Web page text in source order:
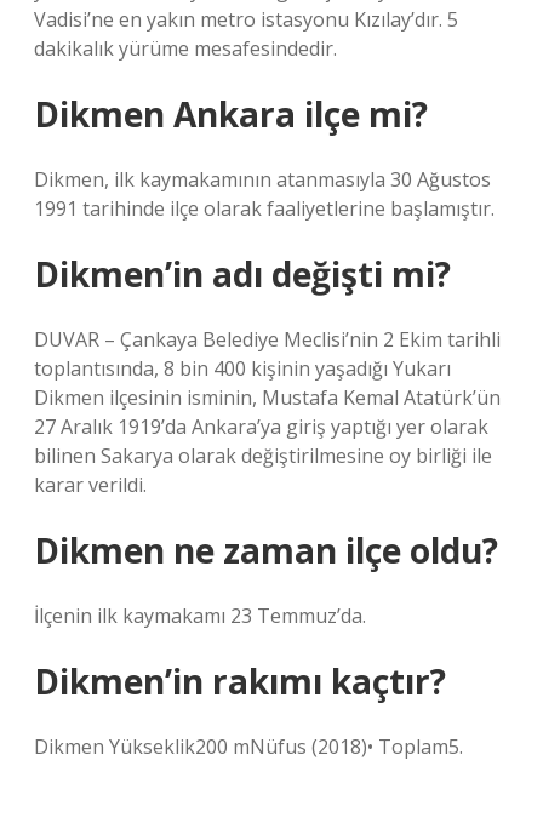
Vadisi’ne en yakın metro istasyonu Kızılay’dır. 5
dakikalık yürüme mesafesindedir.
Dikmen Ankara ilçe mi?
Dikmen, ilk kaymakamının atanmasıyla 30 Ağustos
1991 tarihinde ilçe olarak faaliyetlerine başlamıştır.
Dikmen’in adı değişti mi?
DUVAR – Çankaya Belediye Meclisi’nin 2 Ekim tarihli
toplantısında, 8 bin 400 kişinin yaşadığı Yukarı
Dikmen ilçesinin isminin, Mustafa Kemal Atatürk’ün
27 Aralık 1919’da Ankara’ya giriş yaptığı yer olarak
bilinen Sakarya olarak değiştirilmesine oy birliği ile
karar verildi.
Dikmen ne zaman ilçe oldu?
İlçenin ilk kaymakamı 23 Temmuz’da.
Dikmen’in rakımı kaçtır?
Dikmen Yükseklik200 mNüfus (2018)• Toplam5.